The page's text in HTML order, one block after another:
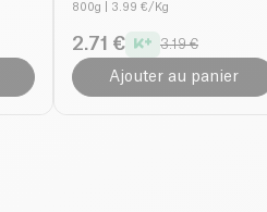
800g | 3.99 €/Kg
2.71 € 3.19 €
Ajouter au panier